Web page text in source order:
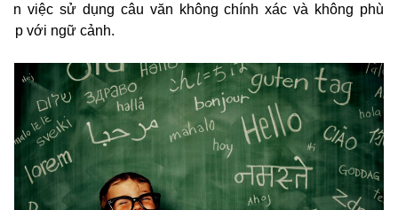
việc sử dụng câu văn không chính xác và không phù
với ngữ cảnh.